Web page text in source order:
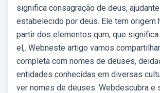
significa consagração de deus,
estabelecido por deus. Ele tem origem
partir dos elementos qum, que significa
el,. Webneste artigo vamos
completa com nomes de deuses,
entidades conhecidas em diversas
ver nomes de deuses. Webdescubra e